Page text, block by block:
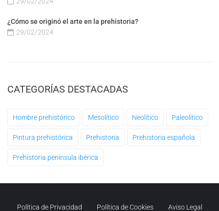
¿Cómo se originó el arte en la prehistoria?
29/02/2024
CATEGORÍAS DESTACADAS
Hombre prehistórico Mesolítico Neolítico Paleolítico
Pintura prehistórica Prehistoria Prehistoria española
Prehistoria península ibérica
Política de Privacidad Política de Cookies Aviso Legal